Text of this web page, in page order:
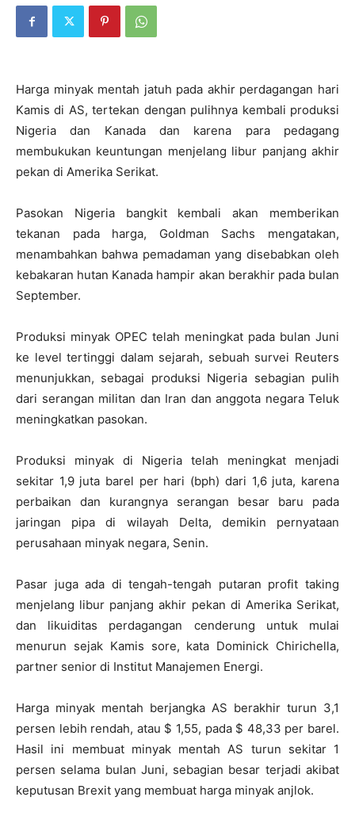
Harga minyak mentah jatuh pada akhir perdagangan hari
Kamis di AS, tertekan dengan pulihnya kembali produksi
Nigeria dan Kanada dan karena para pedagang
membukukan keuntungan menjelang libur panjang akhir
pekan di Amerika Serikat.
Pasokan Nigeria bangkit kembali akan memberikan
tekanan pada harga, Goldman Sachs mengatakan,
menambahkan bahwa pemadaman yang disebabkan oleh
kebakaran hutan Kanada hampir akan berakhir pada bulan
September.
Produksi minyak OPEC telah meningkat pada bulan Juni
ke level tertinggi dalam sejarah, sebuah survei Reuters
menunjukkan, sebagai produksi Nigeria sebagian pulih
dari serangan militan dan Iran dan anggota negara Teluk
meningkatkan pasokan.
Produksi minyak di Nigeria telah meningkat menjadi
sekitar 1,9 juta barel per hari (bph) dari 1,6 juta, karena
perbaikan dan kurangnya serangan besar baru pada
jaringan pipa di wilayah Delta, demikin pernyataan
perusahaan minyak negara, Senin.
Pasar juga ada di tengah-tengah putaran profit taking
menjelang libur panjang akhir pekan di Amerika Serikat,
dan likuiditas perdagangan cenderung untuk mulai
menurun sejak Kamis sore, kata Dominick Chirichella,
partner senior di Institut Manajemen Energi.
Harga minyak mentah berjangka AS berakhir turun 3,1
persen lebih rendah, atau $ 1,55, pada $ 48,33 per barel.
Hasil ini membuat minyak mentah AS turun sekitar 1
persen selama bulan Juni, sebagian besar terjadi akibat
keputusan Brexit yang membuat harga minyak anjlok.